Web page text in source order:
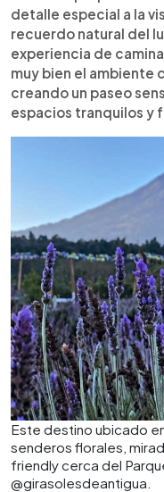
detalle especial a la
recuerdo natural del
experiencia de
muy bien el ambiente
creando un paseo
espacios tranquilos y
Este destino ubicado
senderos florales,
friendly cerca del
@girasolesdeantigua.